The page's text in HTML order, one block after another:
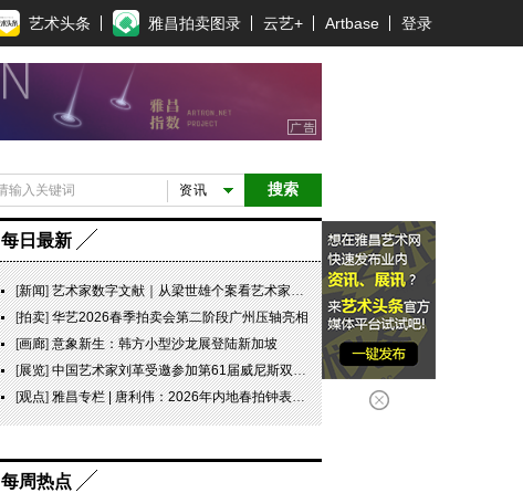
艺术头条 雅昌拍卖图录 云艺+ Artbase 登录
搜索
资讯
每日最新
[新闻]艺术家数字文献｜从梁世雄个案看艺术家艺术数字文献的重要性和紧迫性
[拍卖]华艺2026春季拍卖会第二阶段广州压轴亮相
[画廊]意象新生：韩方小型沙龙展登陆新加坡
[展览]中国艺术家刘革受邀参加第61届威尼斯双年展坦桑尼亚国家馆主题展之特别展“日记 #07 此即象征！”
[观点]雅昌专栏 | 唐利伟：2026年内地春拍钟表市场观察 赛道重构、圈层分化与收藏逻辑迭代
每周热点